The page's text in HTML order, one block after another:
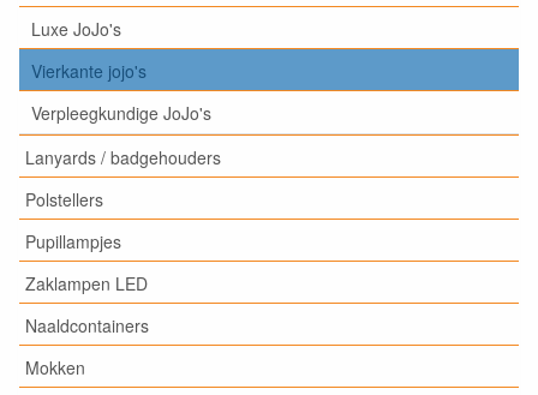
Luxe JoJo's
Vierkante jojo's
Verpleegkundige JoJo's
Lanyards / badgehouders
Polstellers
Pupillampjes
Zaklampen LED
Naaldcontainers
Mokken